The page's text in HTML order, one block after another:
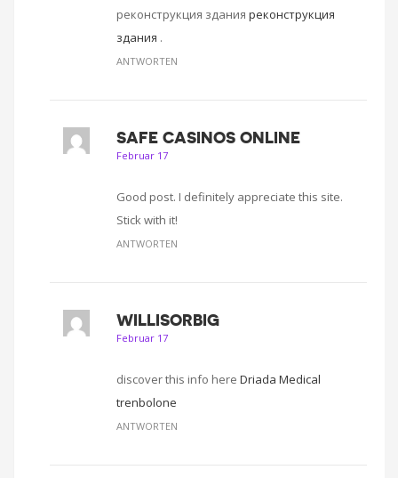
реконструкция здания реконструкция
здания .
ANTWORTEN
SAFE CASINOS ONLINE
Februar 17
Good post. I definitely appreciate this site.
Stick with it!
ANTWORTEN
WILLISORBIG
Februar 17
discover this info here Driada Medical
trenbolone
ANTWORTEN